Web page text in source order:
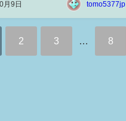
月9日 tomo5377jp
2 3 8